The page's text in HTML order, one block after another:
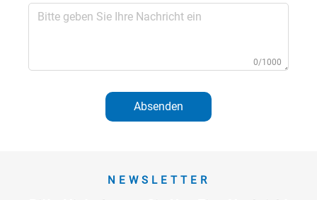
0/1000
Absenden
NEWSLETTER